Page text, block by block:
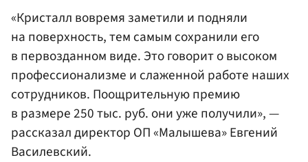
«Кристалл вовремя заметили и подняли
на поверхность, тем самым сохранили его
в первозданном виде. Это говорит о высоком
профессионализме и слаженной работе наших
сотрудников. Поощрительную премию
в размере 250 тыс. руб. они уже получили», —
рассказал директор ОП «Малышева» Евгений
Василевский.